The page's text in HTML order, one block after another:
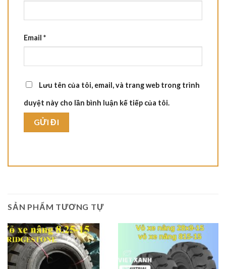
Email *
Lưu tên của tôi, email, và trang web trong trình
duyệt này cho lần bình luận kế tiếp của tôi.
SẢN PHẨM TƯƠNG TỰ